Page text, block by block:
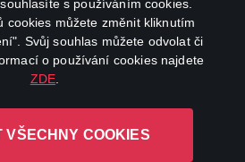
s používáním cookies.
cookies můžete změnit kliknutím
Svůj souhlas můžete odvolat či
o používání cookies najdete
ZDE
VŠECHNY COOKIES